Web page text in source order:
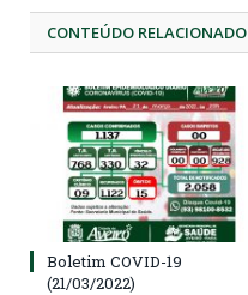
CONTEÚDO RELACIONADO
Boletim COVID-19
(21/03/2022)